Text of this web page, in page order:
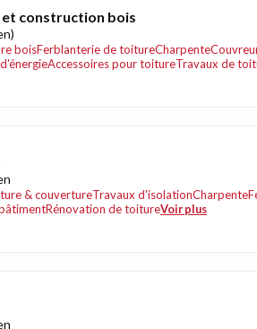
construction bois
boisFerblanterie de toitureCharpente
Accessoires pour toitureTravaux de
& couvertureTravaux d'isolationCharpente
Rénovation de toitureVoir plus